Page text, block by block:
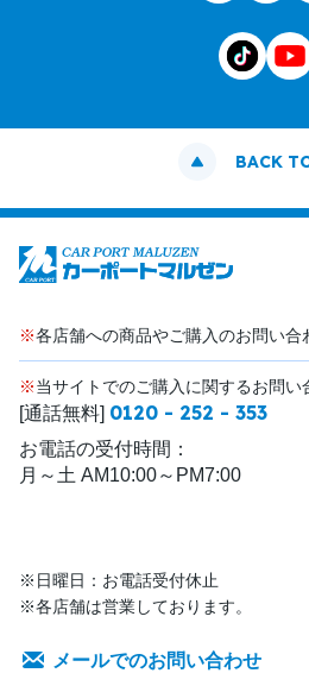
BACK
※各店舗への商品やご購入のお問い合
※当サイトでのご購入に関するお問い
[通話無料] 0120 - 252 - 353
お電話の受付時間：
月～土 AM10:00～PM7:00
※日曜日：お電話受付休止
※各店舗は営業しております。
メールでのお問い合わせ